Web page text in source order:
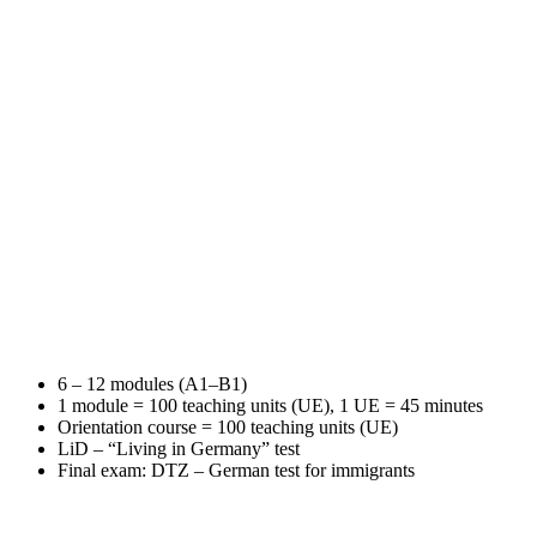
6 – 12 modules (A1–B1)
1 module = 100 teaching units (UE), 1 UE = 45 minutes
Orientation course = 100 teaching units (UE)
LiD – “Living in Germany” test
Final exam: DTZ – German test for immigrants